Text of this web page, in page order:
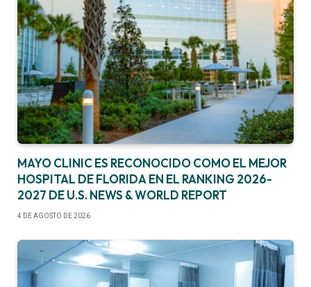
MAYO CLINIC ES RECONOCIDO COMO EL MEJOR
HOSPITAL DE FLORIDA EN EL RANKING 2026-
2027 DE U.S. NEWS & WORLD REPORT
4 DE AGOSTO DE 2026